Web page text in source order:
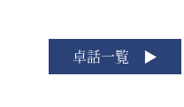
卓話一覧